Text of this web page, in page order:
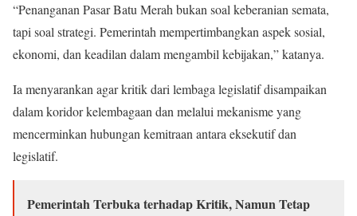
“Penanganan Pasar Batu Merah bukan soal keberanian semata,
tapi soal strategi. Pemerintah mempertimbangkan aspek sosial,
ekonomi, dan keadilan dalam mengambil kebijakan,” katanya.
Ia menyarankan agar kritik dari lembaga legislatif disampaikan
dalam koridor kelembagaan dan melalui mekanisme yang
mencerminkan hubungan kemitraan antara eksekutif dan
legislatif.
Pemerintah Terbuka terhadap Kritik, Namun Tetap